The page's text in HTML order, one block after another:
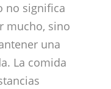
no significa
mucho, sino
una
La comida